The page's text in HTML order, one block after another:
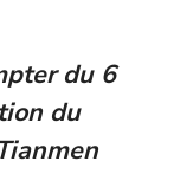
du 6
du